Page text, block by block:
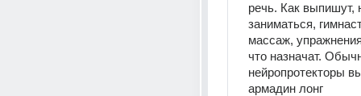
речь. Как выпишут,
заниматься,
массаж,
что назначат.
нейропротекторы
армадин лонг